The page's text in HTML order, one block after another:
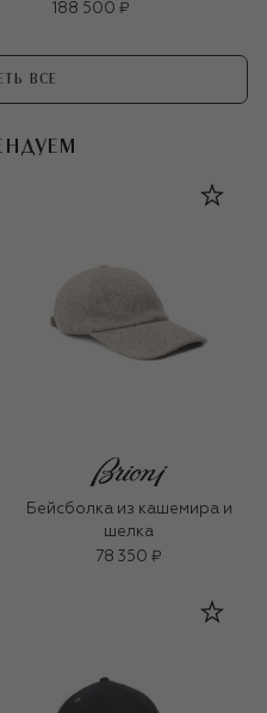
188 500 ₽
ВСЕ
Бейсболка из кашемира и
шелка
78 350 ₽